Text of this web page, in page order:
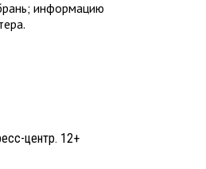
информацию
центр. 12+